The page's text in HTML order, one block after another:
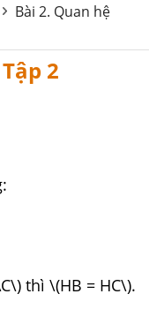
Bài 2. Quan hệ
2
thì \(HB = HC\).